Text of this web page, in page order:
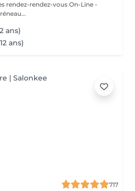
rendez-rendez-vous On-Line -
ans)
ans)
717